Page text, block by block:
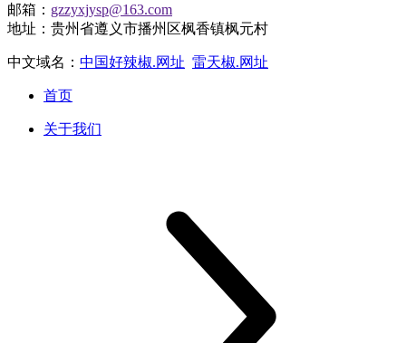
邮箱： gzzyxjysp@163.com
地址：贵州省遵义市播州区枫香镇枫元村
中文域名： 中国好辣椒.网址 雷天椒.网址
首页
关于我们